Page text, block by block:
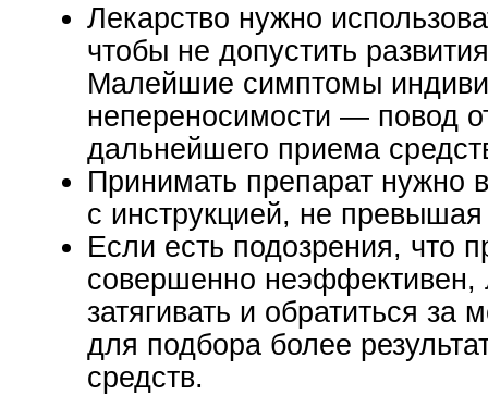
Лекарство нужно
чтобы не допустить
Малейшие симптомы
непереносимости — повод
дальнейшего приема
Принимать препарат нужно
с инструкцией, не превышая
Если есть подозрения, что
совершенно неэффективен,
затягивать и обратиться
для подбора более
средств.